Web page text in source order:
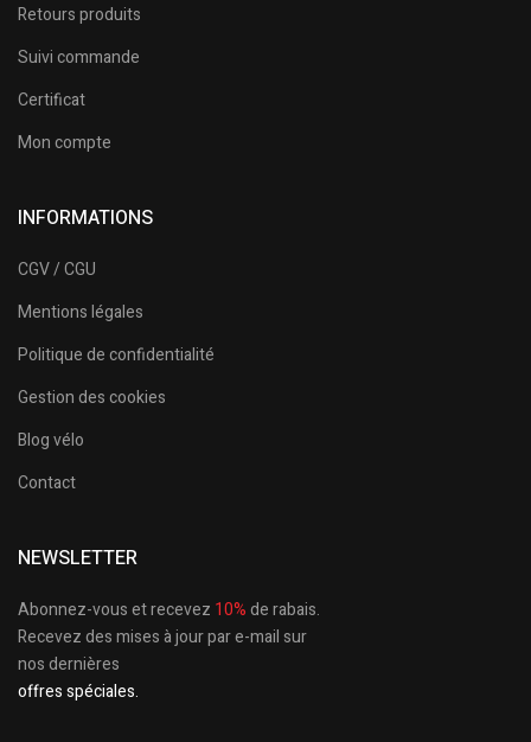
Retours produits
Suivi commande
Certificat
Mon compte
INFORMATIONS
CGV / CGU
Mentions légales
Politique de confidentialité
Gestion des cookies
Blog vélo
Contact
NEWSLETTER
Abonnez-vous et recevez 10%de rabais.
Recevez des mises à jour par e-mail sur
nos dernières
offres spéciales.